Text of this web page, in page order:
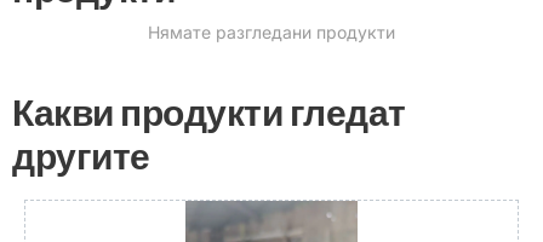
Нямате разгледани продукти
Какви продукти гледат
другите